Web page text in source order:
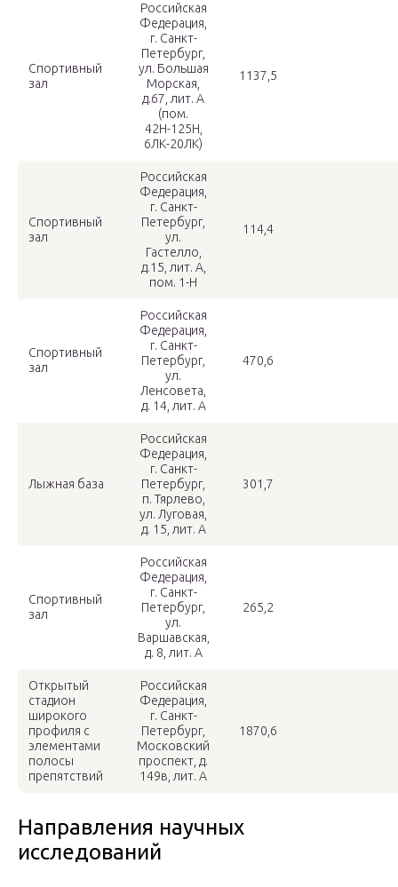
Спортивный
зал
Российская
Федерация,
г. Санкт-
Петербург,
ул. Большая
Морская,
д.67, лит. А
(пом.
42Н-125Н,
6ЛК-20ЛК)
1137,5
Спортивный
зал
Российская
Федерация,
г. Санкт-
Петербург,
ул.
Гастелло,
д.15, лит. А,
пом. 1-Н
114,4
Спортивный
зал
Российская
Федерация,
г. Санкт-
Петербург,
ул.
Ленсовета,
д. 14, лит. А
470,6
Лыжная база
Российская
Федерация,
г. Санкт-
Петербург,
п. Тярлево,
ул. Луговая,
д. 15, лит. А
301,7
Спортивный
зал
Российская
Федерация,
г. Санкт-
Петербург,
ул.
Варшавская,
д. 8, лит. А
265,2
Открытый
стадион
широкого
профиля с
элементами
полосы
препятствий
Российская
Федерация,
г. Санкт-
Петербург,
Московский
проспект, д.
149в, лит. А
1870,6
Направления научных
исследований